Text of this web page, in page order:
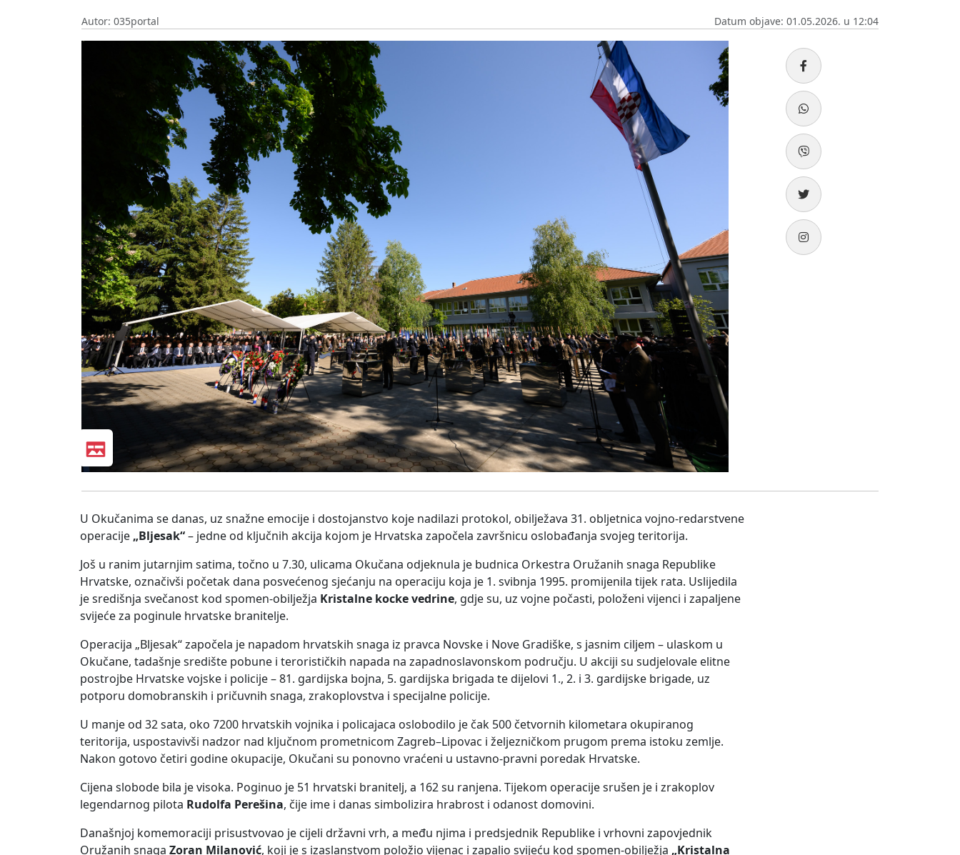
Autor: 035portal Datum objave: 01.05.2026. u 12:04
U Okučanima se danas, uz snažne emocije i dostojanstvo koje nadilazi protokol, obilježava 31. obljetnica vojno-redarstvene
operacije „Bljesak“– jedne od ključnih akcija kojom je Hrvatska započela završnicu oslobađanja svojeg teritorija.
Još u ranim jutarnjim satima, točno u 7.30, ulicama Okučana odjeknula je budnica Orkestra Oružanih snaga Republike
Hrvatske, označivši početak dana posvećenog sjećanju na operaciju koja je 1. svibnja 1995. promijenila tijek rata. Uslijedila
je središnja svečanost kod spomen-obilježja Kristalne kocke vedrine, gdje su, uz vojne počasti, položeni vijenci i zapaljene
svijeće za poginule hrvatske branitelje.
Operacija „Bljesak“ započela je napadom hrvatskih snaga iz pravca Novske i Nove Gradiške, s jasnim ciljem – ulaskom u
Okučane, tadašnje središte pobune i terorističkih napada na zapadnoslavonskom području. U akciji su sudjelovale elitne
postrojbe Hrvatske vojske i policije – 81. gardijska bojna, 5. gardijska brigada te dijelovi 1., 2. i 3. gardijske brigade, uz
potporu domobranskih i pričuvnih snaga, zrakoplovstva i specijalne policije.
U manje od 32 sata, oko 7200 hrvatskih vojnika i policajaca oslobodilo je čak 500 četvornih kilometara okupiranog
teritorija, uspostavivši nadzor nad ključnom prometnicom Zagreb–Lipovac i željezničkom prugom prema istoku zemlje.
Nakon gotovo četiri godine okupacije, Okučani su ponovno vraćeni u ustavno-pravni poredak Hrvatske.
Cijena slobode bila je visoka. Poginuo je 51 hrvatski branitelj, a 162 su ranjena. Tijekom operacije srušen je i zrakoplov
legendarnog pilota Rudolfa Perešina, čije ime i danas simbolizira hrabrost i odanost domovini.
Današnjoj komemoraciji prisustvovao je cijeli državni vrh, a među njima i predsjednik Republike i vrhovni zapovjednik
Oružanih snaga Zoran Milanović, koji je s izaslanstvom položio vijenac i zapalio svijeću kod spomen-obilježja „Kristalna